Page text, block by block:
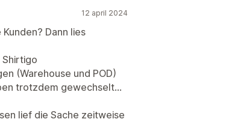
12 april 2024
Dann lies
(Warehouse und POD)
trotzdem gewechselt...
lief die Sache zeitweise